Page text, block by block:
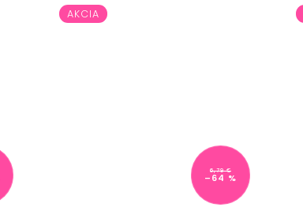
AKCIA
6,79 €
–64 %